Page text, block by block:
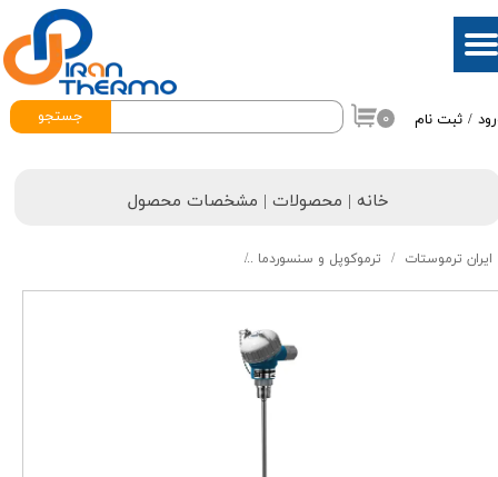
/ ثبت نام
حساب کاربری من
خروج از حساب کاربری
جستجو ۰
خانه | محصولات | مشخصات محصول
ایران ترموستات ترموکوپل و سنسوردما